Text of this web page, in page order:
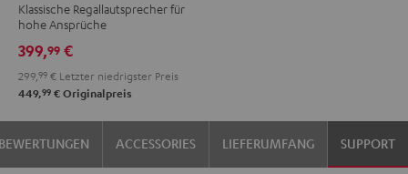
Klassische Regallautsprecher für
hohe Ansprüche
399,99 €
299, 99 € Letzter niedrigster Preis
449,99 € Originalpreis
ACCESSORIES LIEFERUMFANG SUPPORT